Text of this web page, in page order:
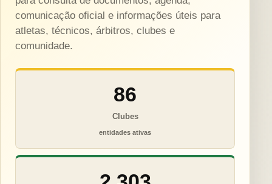
comunicação oficial e informações úteis para
atletas, técnicos, árbitros, clubes e
comunidade.
86
Clubes
entidades ativas